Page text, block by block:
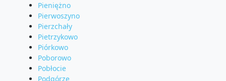
Pieniężno
Pierwoszyno
Pierzchały
Pietrzykowo
Piórkowo
Poborowo
Pobłocie
Podgórze